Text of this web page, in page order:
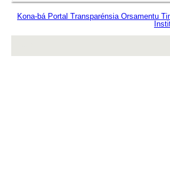
Kona-bá Portal Transparénsia Orsamentu